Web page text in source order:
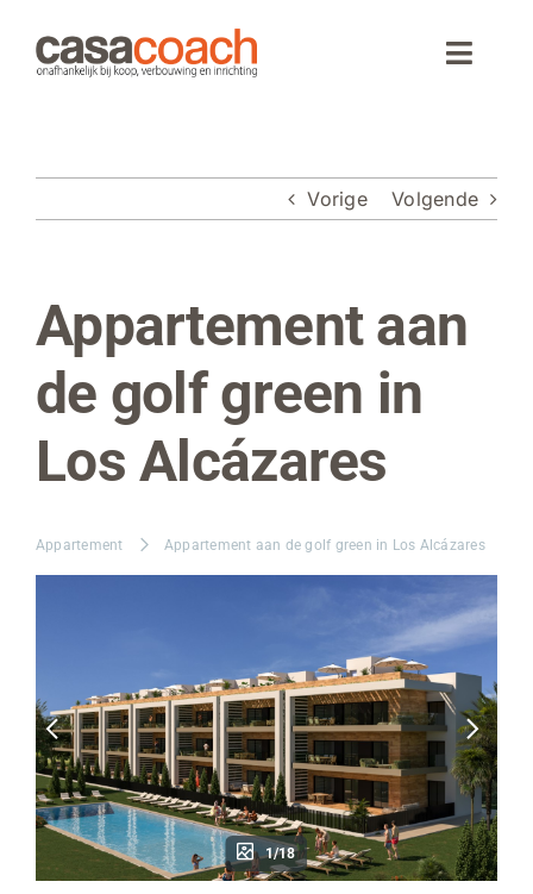
naar
inhoud
Toggle
Wonen in Spanje
Webinar
Over CasaCoach
Vorige Volgende
Bekijk
grotere
afbeelding
Appartement aan
de golf green in
Los Alcázares
Appartement Appartement aan de golf green in Los Alcázares
1/18